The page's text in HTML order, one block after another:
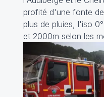
profité d'une fonte
plus de pluies, l'iso
et 2000m selon les